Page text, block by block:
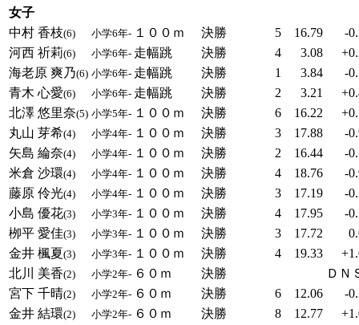
女子
中村 香枝(6) 小学6年- １００ｍ 決勝 5 16.79
-
河西 祈莉(6) 小学6年- 走幅跳 決勝 4 3.08
海老原 爽乃(6) 小学6年- 走幅跳 決勝 1 3.84
-
青木 心愛(6) 小学6年- 走幅跳 決勝 2 3.21
北澤 悠里奈(5) 小学5年- １００ｍ 決勝 6 16.22
丸山 芽希(4) 小学4年- １００ｍ 決勝 3 17.88
-
矢島 綸奈(4) 小学4年- １００ｍ 決勝 2 16.44
-
米倉 沙環(4) 小学4年- １００ｍ 決勝 4 18.76
-
藤原 伶光(4) 小学4年- １００ｍ 決勝 3 17.19
-
小島 優花(3) 小学3年- １００ｍ 決勝 4 17.95
-
栁平 愛佳(3) 小学3年- １００ｍ 決勝 3 17.72
金井 楓夏(3) 小学3年- １００ｍ 決勝 4 19.33
北川 美香(2) 小学2年- ６０ｍ 決勝
ＤＮ
宮下 千晴(2) 小学2年- ６０ｍ 決勝 6 12.06
-
金井 結環(2) 小学2年- ６０ｍ 決勝 8 12.77